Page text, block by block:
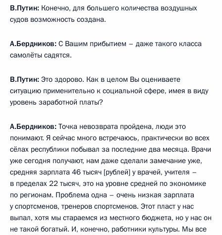
В.Путин: Конечно, для большего количества воздушных
судов возможность создана.
А.Бердников: С Вашим прибытием – даже такого класса
самолёты садятся.
В.Путин: Это здорово. Как в целом Вы оцениваете
ситуацию применительно к социальной сфере, имея в виду
уровень заработной платы?
А.Бердников: Точка невозврата пройдена, люди это
понимают. Я сейчас много встречаюсь, практически во всех
сёлах республики побывал за последние два месяца. Врачи
уже сегодня получают, нам даже сделали замечание уже,
средняя зарплата 46 тысяч [рублей] у врачей, учителя –
в пределах 22 тысяч, это на уровне средней по экономике
по регионам. Проблема одна – очень низкая зарплата
у спортсменов, тренеров спортсменов. Этот пласт у нас
выпал, хотя мы стараемся из местного бюджета, но у нас он
не такой богатый. И, конечно, работники культуры. Мы все